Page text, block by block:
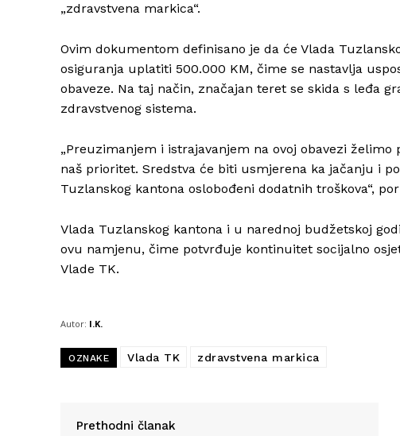
„zdravstvena markica“.
Ovim dokumentom definisano je da će Vlada
osiguranja uplatiti 500.000 KM, čime se nastavlja
obaveze. Na taj način, značajan teret se skida s leđa
zdravstvenog sistema.
„Preuzimanjem i istrajavanjem na ovoj obavezi
naš prioritet. Sredstva će biti usmjerena ka jačanju i
Tuzlanskog kantona oslobođeni dodatnih troškova“,
Vlada Tuzlanskog kantona i u narednoj budžetskoj
ovu namjenu, čime potvrđuje kontinuitet socijalno
Vlade TK.
Autor: I.K.
OZNAKE Vlada TK zdravstvena markica
Prethodni članak